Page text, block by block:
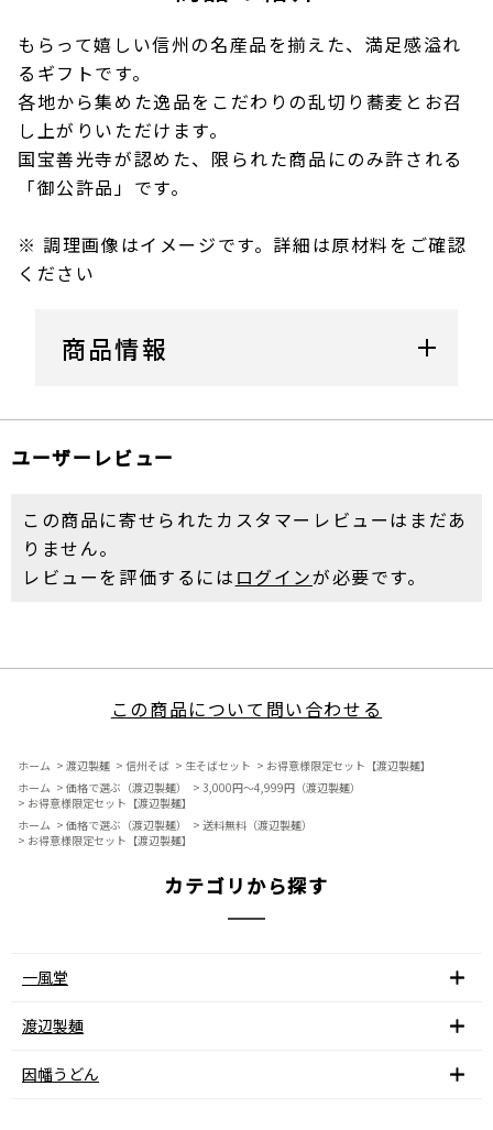
もらって嬉しい信州の名産品を揃えた、満足感溢れ
るギフトです。
各地から集めた逸品をこだわりの乱切り蕎麦とお召
し上がりいただけます。
国宝善光寺が認めた、限られた商品にのみ許される
「御公許品」です。
※ 調理画像はイメージです。詳細は原材料をご確認
ください
商品情報
ユーザーレビュー
この商品に寄せられたカスタマーレビューはまだあ
りません。
レビューを評価するには ログインが必要です。
この商品について問い合わせる
ホーム > 渡辺製麺 > 信州そば > 生そばセット > お得意様限定セット【渡辺製麺】
ホーム > 価格で選ぶ（渡辺製麺） > 3,000円～4,999円（渡辺製麺）
> お得意様限定セット【渡辺製麺】
ホーム > 価格で選ぶ（渡辺製麺） > 送料無料（渡辺製麺）
> お得意様限定セット【渡辺製麺】
カテゴリから探す
一風堂
渡辺製麺
因幡うどん